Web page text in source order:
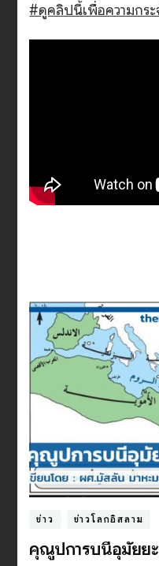
#ดูคลิปนี้เพื่อความกร
ข่าว ข่าวโลกอิสลาม
คุณูปการบนีอุมัยย